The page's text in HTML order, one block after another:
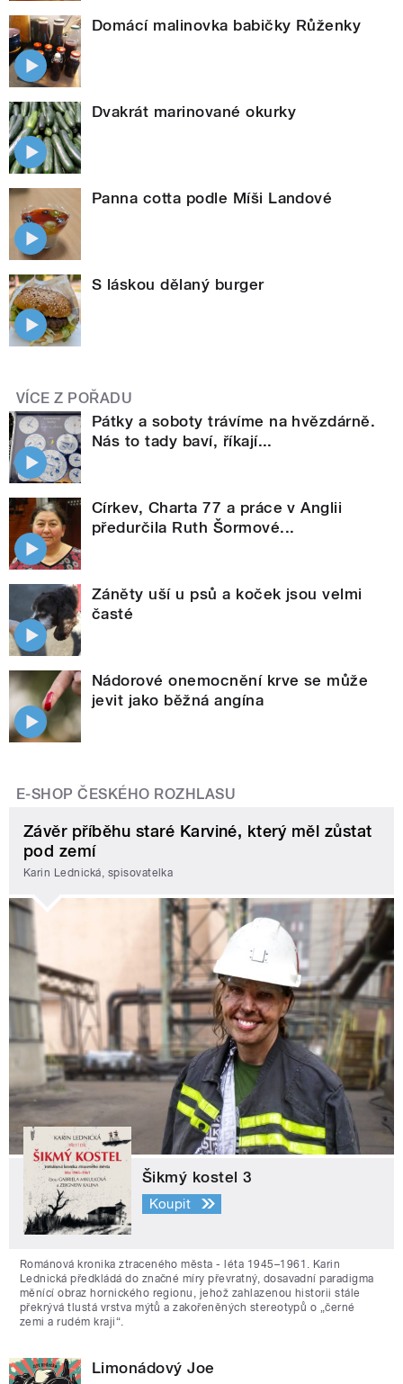
Domácí malinovka babičky Růženky
Dvakrát marinované okurky
Panna cotta podle Míši Landové
S láskou dělaný burger
VÍCE Z POŘADU
Pátky a soboty trávíme na hvězdárně.
Nás to tady baví, říkají...
Církev, Charta 77 a práce v Anglii
předurčila Ruth Šormové...
Záněty uší u psů a koček jsou velmi
časté
Nádorové onemocnění krve se může
jevit jako běžná angína
E-SHOP ČESKÉHO ROZHLASU
Závěr příběhu staré Karviné, který měl zůstat
pod zemí
Karin Lednická, spisovatelka
Šikmý kostel 3
Koupit
Románová kronika ztraceného města - léta 1945–1961. Karin
Lednická předkládá do značné míry převratný, dosavadní paradigma
měnící obraz hornického regionu, jehož zahlazenou historii stále
překrývá tlustá vrstva mýtů a zakořeněných stereotypů o „černé
zemi a rudém kraji“.
Limonádový Joe